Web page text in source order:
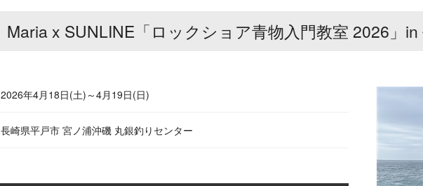
Maria x SUNLINE「ロックショア青物入門教室 2026」in
2026年4月18日(土)～4月19日(日)
長崎県平戸市 宮ノ浦沖磯 丸銀釣りセンター